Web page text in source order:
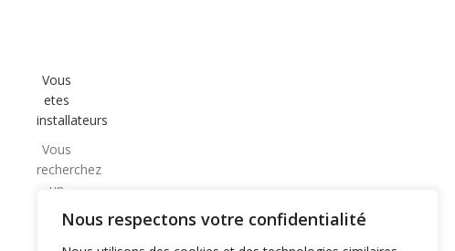
Nous respectons votre confidentialité
Vous
etes
installateurs
Vous
recherchez
un
partenaire
CPO